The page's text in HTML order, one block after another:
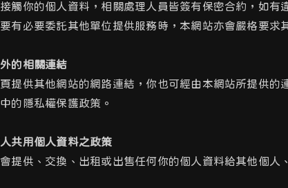
觸你的個人資料，相關處理人員皆簽有保密合約，如有
有必要委託其他單位提供服務時，本網站亦會嚴格要
的相關連結
提供其他網站的網路連結，你也可經由本網站所提供
的隱私權保護政策。
共用個人資料之政策
提供、交換、出租或出售任何你的個人資料給其他個